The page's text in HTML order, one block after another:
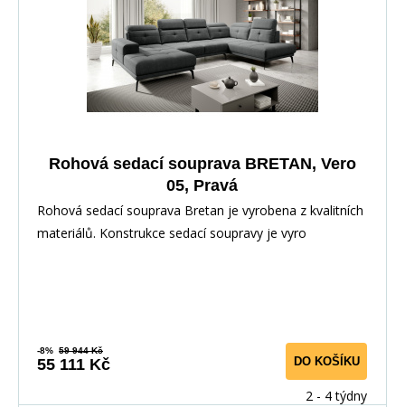
Rohová sedací souprava BRETAN, Vero
05, Pravá
Rohová sedací souprava Bretan je vyrobena z kvalitních
materiálů. Konstrukce sedací soupravy je vyro
-8% 59 944 Kč
55 111 Kč DO KOŠÍKU
2 - 4 týdny